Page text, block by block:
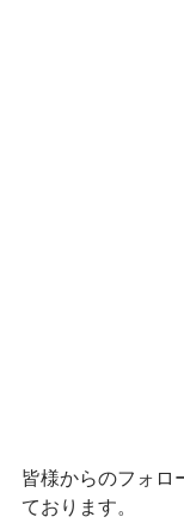
皆様からのフォロ
ております。